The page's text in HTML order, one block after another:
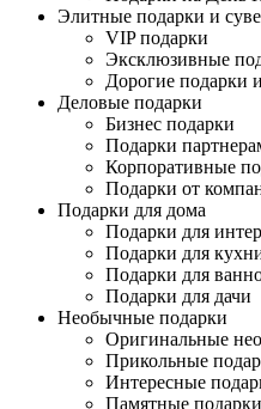
Элитные подарки и
VIP подарки
Эксклюзивные
Дорогие подарки
Деловые подарки
Бизнес подарки
Подарки
Корпоративные
Подарки от
Подарки для дома
Подарки для
Подарки для
Подарки для
Подарки для дачи
Необычные подарки
Оригинальные
Прикольные
Интересные
Памятные подарки